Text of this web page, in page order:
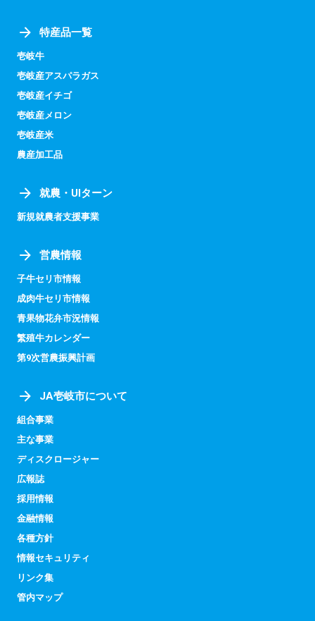
特産品一覧
壱岐牛
壱岐産アスパラガス
壱岐産イチゴ
壱岐産メロン
壱岐産米
農産加工品
就農・UIターン
新規就農者支援事業
営農情報
子牛セリ市情報
成肉牛セリ市情報
青果物花弁市況情報
繁殖牛カレンダー
第9次営農振興計画
JA壱岐市について
組合事業
主な事業
ディスクロージャー
広報誌
採用情報
金融情報
各種方針
情報セキュリティ
リンク集
管内マップ